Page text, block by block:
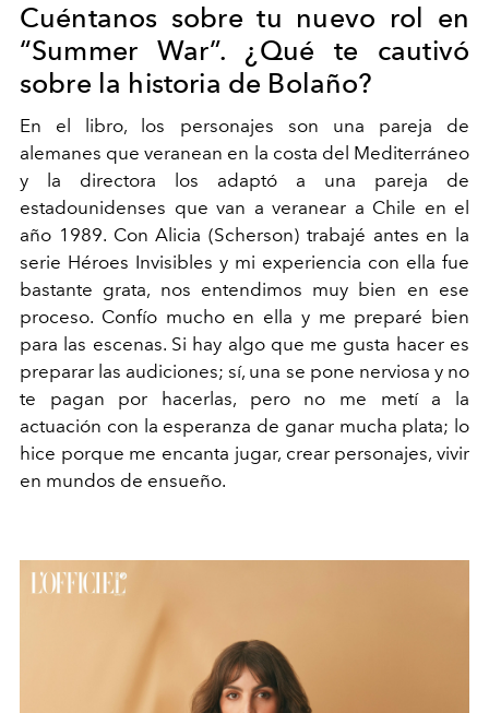
Cuéntanos sobre tu nuevo rol en
“Summer War”. ¿Qué te cautivó
sobre la historia de Bolaño?
En el libro, los personajes son una pareja de
alemanes que veranean en la costa del Mediterráneo
y la directora los adaptó a una pareja de
estadounidenses que van a veranear a Chile en el
año 1989. Con Alicia (Scherson) trabajé antes en la
serie Héroes Invisibles y mi experiencia con ella fue
bastante grata, nos entendimos muy bien en ese
proceso. Confío mucho en ella y me preparé bien
para las escenas. Si hay algo que me gusta hacer es
preparar las audiciones; sí, una se pone nerviosa y no
te pagan por hacerlas, pero no me metí a la
actuación con la esperanza de ganar mucha plata; lo
hice porque me encanta jugar, crear personajes, vivir
en mundos de ensueño.